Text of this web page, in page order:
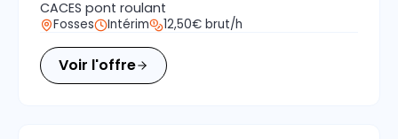
CACES pont roulant
Fosses Intérim 12,50€ brut/h
Voir l'offre